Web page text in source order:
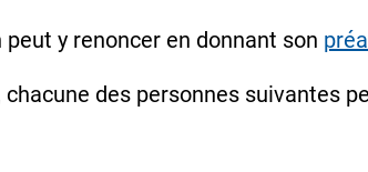
peut y renoncer en donnant son
chacune des personnes suivantes